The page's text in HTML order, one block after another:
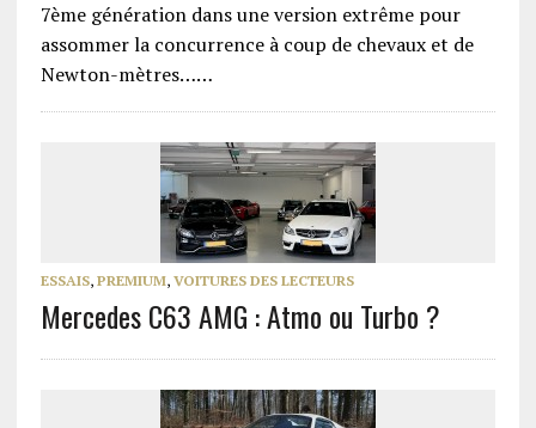
7ème génération dans une version extrême pour
assommer la concurrence à coup de chevaux et de
Newton-mètres……
ESSAIS, PREMIUM, VOITURES DES LECTEURS
Mercedes C63 AMG : Atmo ou Turbo ?